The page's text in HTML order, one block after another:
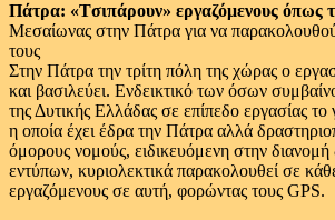
Πάτρα: «Tσιπάρουν» εργαζόμενους όπως
Μεσαίωνας στην Πάτρα για να
τους
Στην Πάτρα την τρίτη πόλη της χώρας ο
και βασιλεύει. Ενδεικτικό των όσων
της Δυτικής Ελλάδας σε επίπεδο εργασίας το
η οποία έχει έδρα την Πάτρα αλλά
όμορους νομούς, ειδικευόμενη στην διανομή
εντύπων, κυριολεκτικά παρακολουθεί σε
εργαζόμενους σε αυτή, φορώντας τους GPS.